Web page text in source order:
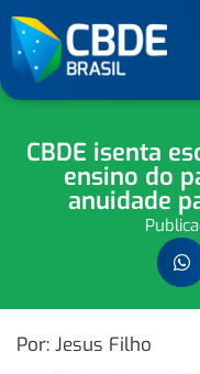
CBDE isenta
ensino do
anuidade
Por: Jesus Filho